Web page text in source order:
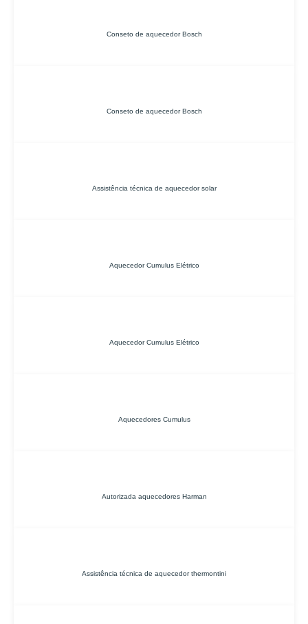
Conseto de aquecedor Bosch
Conseto de aquecedor Bosch
Assistência técnica de aquecedor solar
Aquecedor Cumulus Elétrico
Aquecedor Cumulus Elétrico
Aquecedores Cumulus
Autorizada aquecedores Harman
Assistência técnica de aquecedor thermontini